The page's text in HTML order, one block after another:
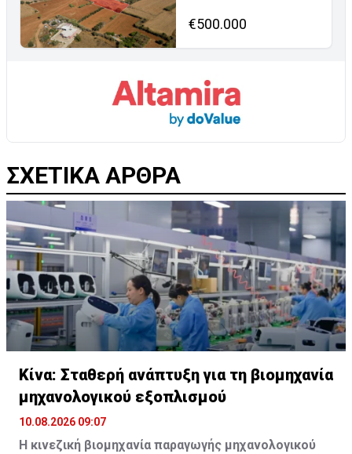
€500.000
ΣΧΕΤΙΚΑ ΑΡΘΡΑ
Κίνα: Σταθερή ανάπτυξη για τη βιομηχανία
μηχανολογικού εξοπλισμού
10.08.2026 09:07
H κινεζική βιομηχανία παραγωγής μηχανολογικού